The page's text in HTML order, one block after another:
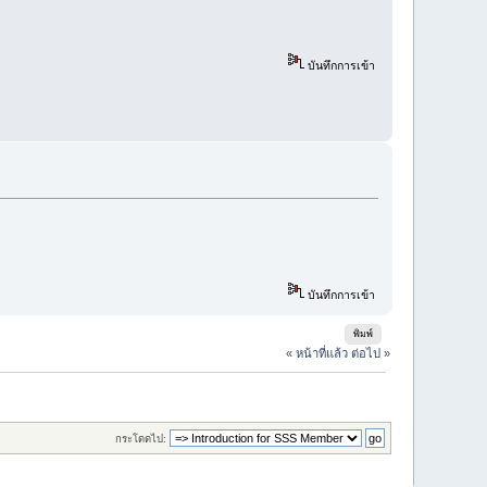
บันทึกการเข้า
บันทึกการเข้า
พิมพ์
« หน้าที่แล้ว ต่อไป »
กระโดดไป: